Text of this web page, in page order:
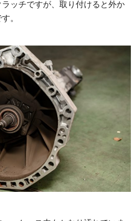
ッチですが、取り付けると外か
。